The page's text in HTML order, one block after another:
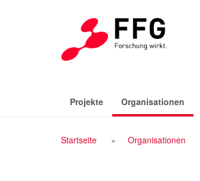
Projekte Organisationen
Breadcrumb
Startseite Organisationen